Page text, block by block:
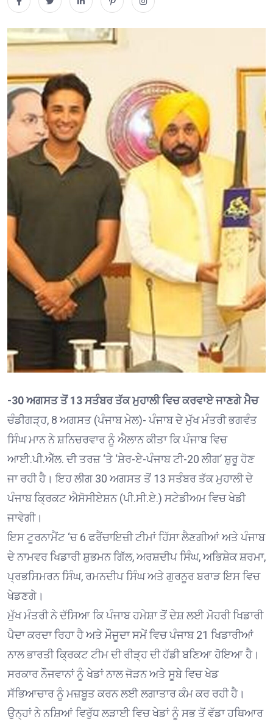
-30 ਅਗਸਤ ਤੋਂ 13 ਸਤੰਬਰ ਤੱਕ ਮੁਹਾਲੀ ਵਿਚ ਕਰਵਾਏ ਜਾਣਗੇ ਮੈਚ
ਚੰਡੀਗੜ੍ਹ, 8 ਅਗਸਤ (ਪੰਜਾਬ ਮੇਲ)- ਪੰਜਾਬ ਦੇ ਮੁੱਖ ਮੰਤਰੀ ਭਗਵੰਤ
ਸਿੰਘ ਮਾਨ ਨੇ ਸ਼ਨਿਚਰਵਾਰ ਨੂੰ ਐਲਾਨ ਕੀਤਾ ਕਿ ਪੰਜਾਬ ਵਿਚ
ਆਈ.ਪੀ.ਐੱਲ. ਦੀ ਤਰਜ਼ ‘ਤੇ ‘ਸ਼ੇਰ-ਏ-ਪੰਜਾਬ ਟੀ-20 ਲੀਗ’ ਸ਼ੁਰੂ ਹੋਣ
ਜਾ ਰਹੀ ਹੈ। ਇਹ ਲੀਗ 30 ਅਗਸਤ ਤੋਂ 13 ਸਤੰਬਰ ਤੱਕ ਮੁਹਾਲੀ ਦੇ
ਪੰਜਾਬ ਕ੍ਰਿਕਟ ਐਸੋਸੀਏਸ਼ਨ (ਪੀ.ਸੀ.ਏ.) ਸਟੇਡੀਅਮ ਵਿਚ ਖੇਡੀ
ਜਾਵੇਗੀ।
ਇਸ ਟੂਰਨਾਮੈਂਟ ‘ਚ 6 ਫਰੈਂਚਾਇਜ਼ੀ ਟੀਮਾਂ ਹਿੱਸਾ ਲੈਣਗੀਆਂ ਅਤੇ ਪੰਜਾਬ
ਦੇ ਨਾਮਵਰ ਖਿਡਾਰੀ ਸ਼ੁਭਮਨ ਗਿੱਲ, ਅਰਸ਼ਦੀਪ ਸਿੰਘ, ਅਭਿਸ਼ੇਕ ਸ਼ਰਮਾ,
ਪ੍ਰਭਸਿਮਰਨ ਸਿੰਘ, ਰਮਨਦੀਪ ਸਿੰਘ ਅਤੇ ਗੁਰਨੂਰ ਬਰਾੜ ਇਸ ਵਿਚ
ਖੇਡਣਗੇ।
ਮੁੱਖ ਮੰਤਰੀ ਨੇ ਦੱਸਿਆ ਕਿ ਪੰਜਾਬ ਹਮੇਸ਼ਾ ਤੋਂ ਦੇਸ਼ ਲਈ ਮੋਹਰੀ ਖਿਡਾਰੀ
ਪੈਦਾ ਕਰਦਾ ਰਿਹਾ ਹੈ ਅਤੇ ਮੌਜੂਦਾ ਸਮੇਂ ਵਿਚ ਪੰਜਾਬ 21 ਖਿਡਾਰੀਆਂ
ਨਾਲ ਭਾਰਤੀ ਕ੍ਰਿਕਟ ਟੀਮ ਦੀ ਰੀੜ੍ਹ ਦੀ ਹੱਡੀ ਬਣਿਆ ਹੋਇਆ ਹੈ।
ਸਰਕਾਰ ਨੌਜਵਾਨਾਂ ਨੂੰ ਖੇਡਾਂ ਨਾਲ ਜੋੜਨ ਅਤੇ ਸੂਬੇ ਵਿਚ ਖੇਡ
ਸੱਭਿਆਚਾਰ ਨੂੰ ਮਜ਼ਬੂਤ ਕਰਨ ਲਈ ਲਗਾਤਾਰ ਕੰਮ ਕਰ ਰਹੀ ਹੈ।
ਉਨ੍ਹਾਂ ਨੇ ਨਸ਼ਿਆਂ ਵਿਰੁੱਧ ਲੜਾਈ ਵਿਚ ਖੇਡਾਂ ਨੂੰ ਸਭ ਤੋਂ ਵੱਡਾ ਹਥਿਆਰ